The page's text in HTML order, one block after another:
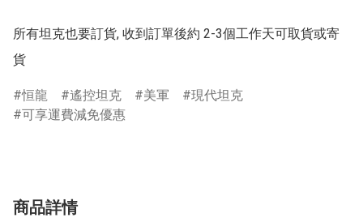
所有坦克也要訂貨, 收到訂單後約 2-3個工作天可取貨或寄
恒龍 遙控坦克 美軍
現代坦克
可享運費減免優惠
商品詳情